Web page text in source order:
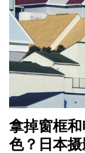
拿掉窗框
色？日本